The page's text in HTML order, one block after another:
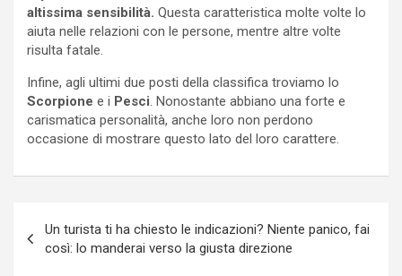
altissima sensibilità. Questa caratteristica molte volte lo
aiuta nelle relazioni con le persone, mentre altre volte
risulta fatale.
Infine, agli ultimi due posti della classifica troviamo lo
Scorpione e i Pesci. Nonostante abbiano una forte e
carismatica personalità, anche loro non perdono
occasione di mostrare questo lato del loro carattere.
articoli
Un turista ti ha chiesto le indicazioni? Niente panico, fai
così: lo manderai verso la giusta direzione